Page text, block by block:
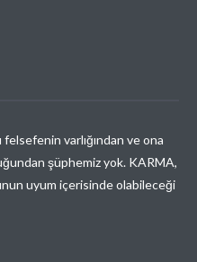
felsefenin varlığından ve ona
şüphemiz yok. KARMA,
uyum içerisinde olabileceği